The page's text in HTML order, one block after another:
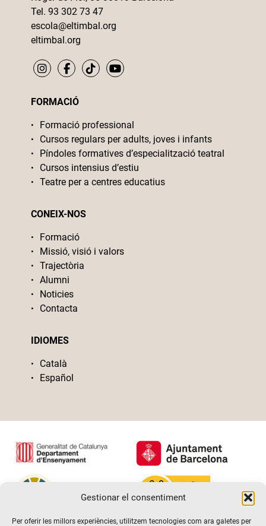
Gestionar el consentiment
Per oferir les millors experiències, utilitzem tecnologies com ara galetes per
Tel. 93 302 73 47
escola@eltimbal.org
eltimbal.org
FORMACIÓ
Formació professional
Cursos regulars per adults, joves i infants
Píndoles formatives d’especialització teatral
Cursos intensius d’estiu
Teatre per a centres educatius
CONEIX-NOS
Formació
Missió, visió i valors
Trajectòria
Alumni
Noticies
Contacta
IDIOMES
Català
Español